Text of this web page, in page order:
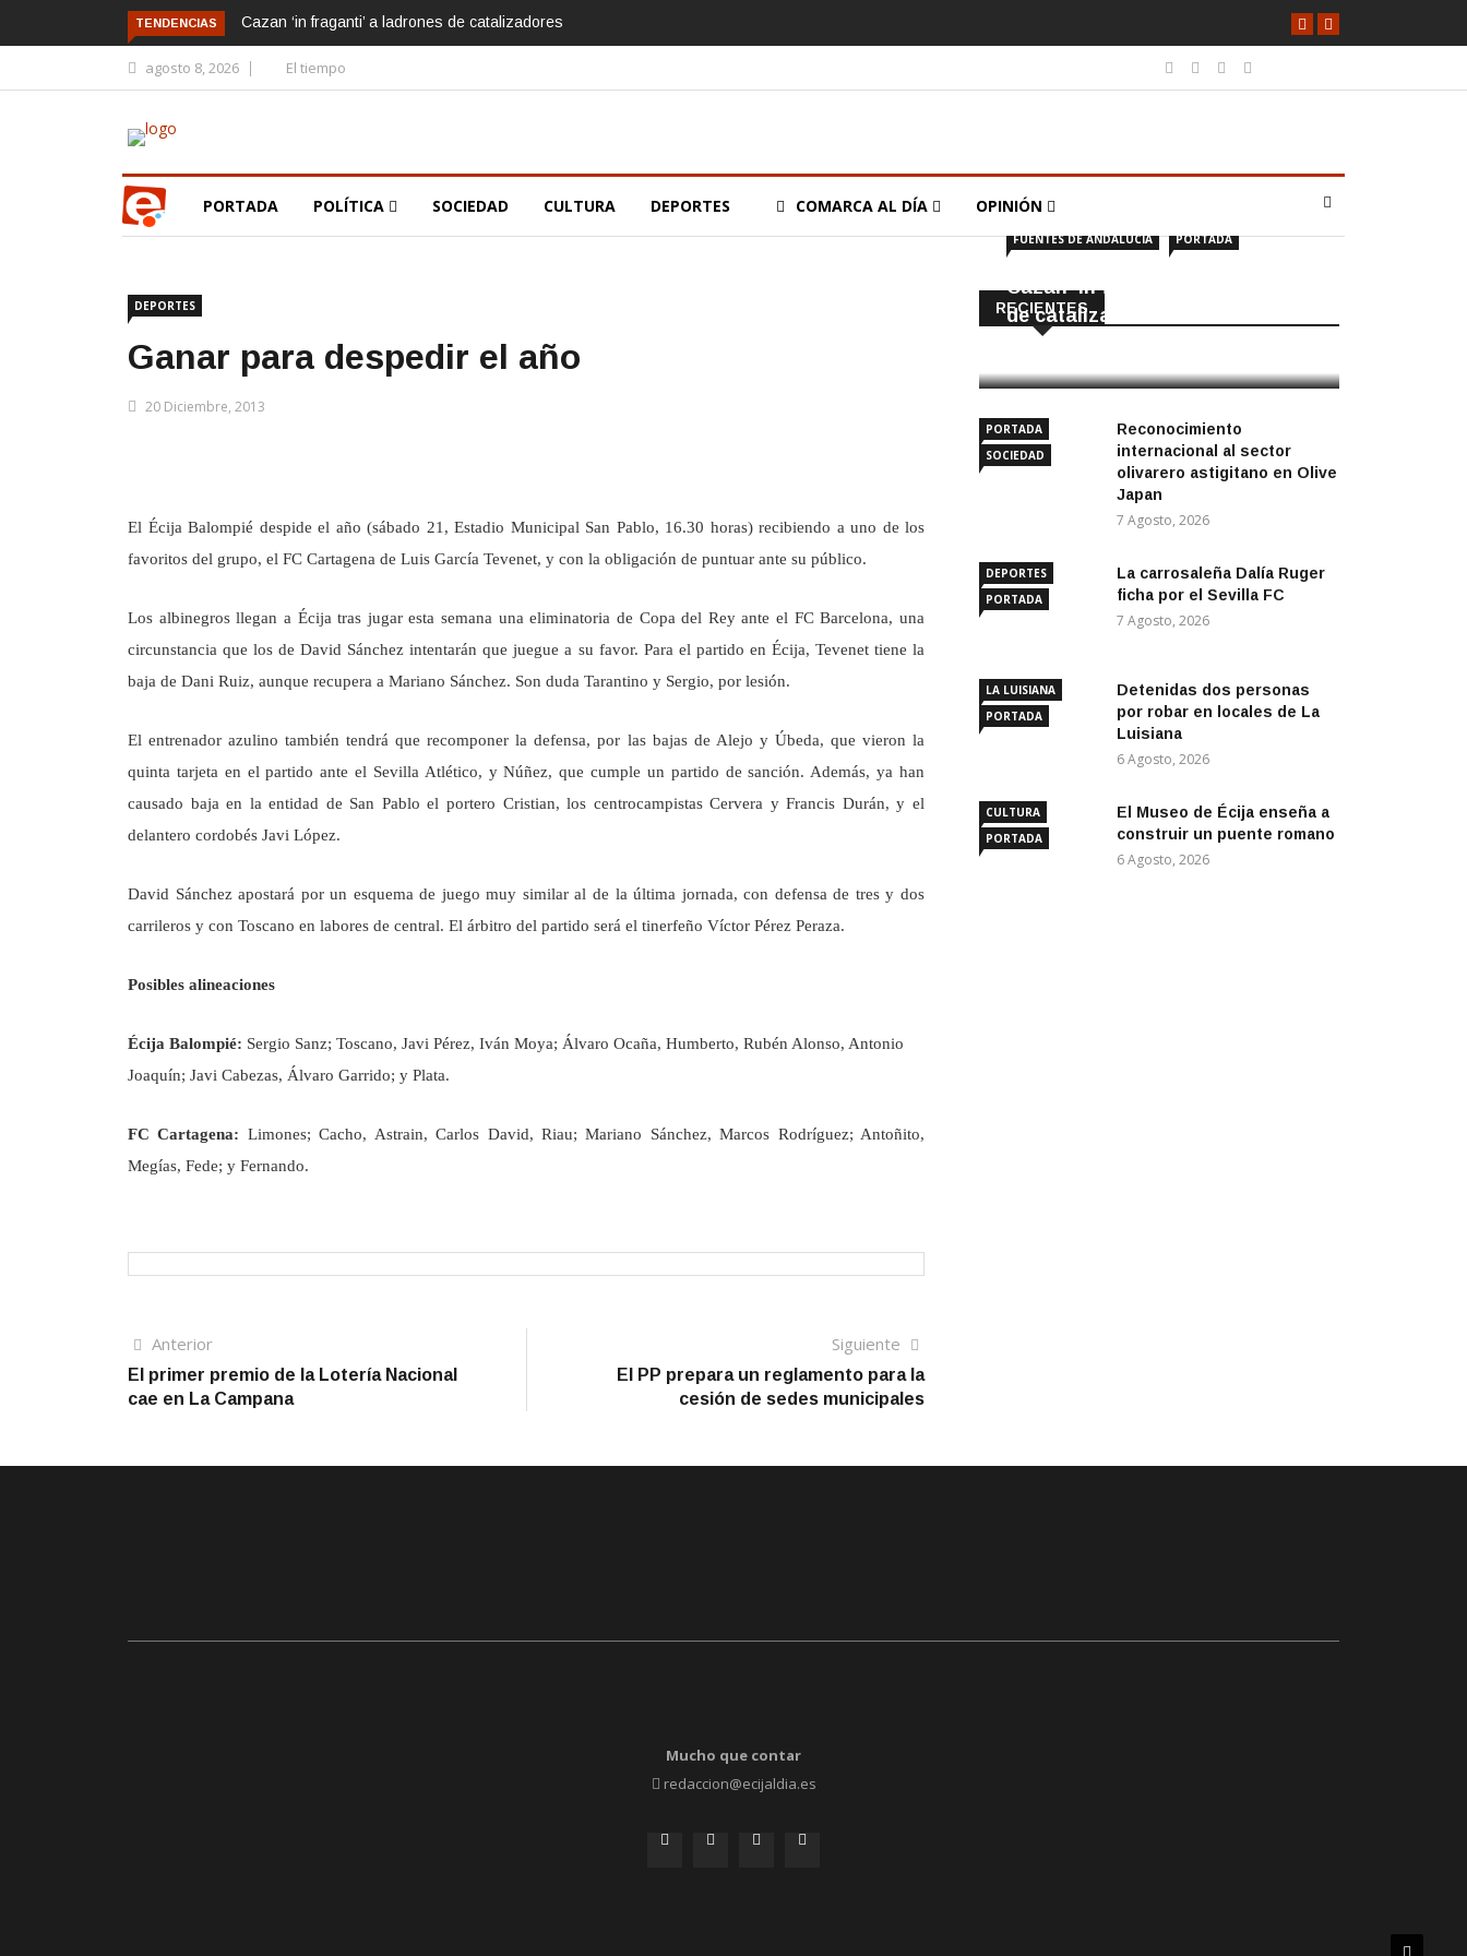
TENDENCIAS Cazan ‘in fraganti’ a ladrones de catalizadores
agosto 8, 2026 El tiempo
PORTADA POLÍTICA SOCIEDAD CULTURA DEPORTES COMARCA AL DÍA OPINIÓN
DEPORTES
Ganar para despedir el año
20 Diciembre, 2013
El Écija Balompié despide el año (sábado 21, Estadio Municipal San Pablo, 16.30 horas) recibiendo a uno de los
favoritos del grupo, el FC Cartagena de Luis García Tevenet, y con la obligación de puntuar ante su público.
Los albinegros llegan a Écija tras jugar esta semana una eliminatoria de Copa del Rey ante el FC Barcelona, una
circunstancia que los de David Sánchez intentarán que juegue a su favor. Para el partido en Écija, Tevenet tiene la
baja de Dani Ruiz, aunque recupera a Mariano Sánchez. Son duda Tarantino y Sergio, por lesión.
El entrenador azulino también tendrá que recomponer la defensa, por las bajas de Alejo y Úbeda, que vieron la
quinta tarjeta en el partido ante el Sevilla Atlético, y Núñez, que cumple un partido de sanción. Además, ya han
causado baja en la entidad de San Pablo el portero Cristian, los centrocampistas Cervera y Francis Durán, y el
delantero cordobés Javi López.
David Sánchez apostará por un esquema de juego muy similar al de la última jornada, con defensa de tres y dos
carrileros y con Toscano en labores de central. El árbitro del partido será el tinerfeño Víctor Pérez Peraza.
Posibles alineaciones
Écija Balompié: Sergio Sanz; Toscano, Javi Pérez, Iván Moya; Álvaro Ocaña, Humberto, Rubén Alonso, Antonio
Joaquín; Javi Cabezas, Álvaro Garrido; y Plata.
FC Cartagena: Limones; Cacho, Astrain, Carlos David, Riau; Mariano Sánchez, Marcos Rodríguez; Antoñito,
Megías, Fede; y Fernando.
Navegación
de
AnteriorArtículo
anterior
El primer premio de la Lotería Nacional
cae en La Campana
Siguiente
artículo
El PP prepara un reglamento para la
cesión de sedes municipales
RECIENTES
FUENTES DE ANDALUCÍA PORTADA
Cazan ‘in fraganti’ a ladrones
de catalizadores
PORTADA
SOCIEDAD
Reconocimiento
internacional al sector
olivarero astigitano en Olive
Japan
7 Agosto, 2026
DEPORTES
PORTADA
La carrosaleña Dalía Ruger
ficha por el Sevilla FC
7 Agosto, 2026
LA LUISIANA
PORTADA
Detenidas dos personas
por robar en locales de La
Luisiana
6 Agosto, 2026
CULTURA
PORTADA
El Museo de Écija enseña a
construir un puente romano
6 Agosto, 2026
Mucho que contar
redaccion@ecijaldia.es